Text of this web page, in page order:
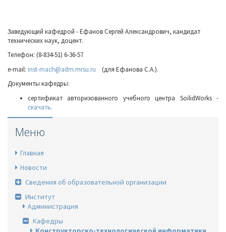
Заведующий кафедрой - Ефанов Сергей Александрович, кандидат
технических наук, доцент.
Телефон: (8-834-51) 6-36-57
e-mail: inst-mach@adm.mrsu.ru (для Ефанова С.А.).
Документы кафедры:
сертификат авторизованного учебного центра SoilidWorks -
скачать.
Меню
Главная
Новости
Сведения об образовательной организации
Институт
Администрация
Кафедры